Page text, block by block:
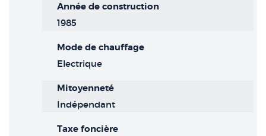
Année de construction
1985
Mode de chauffage
Electrique
Mitoyenneté
Indépendant
Taxe foncière